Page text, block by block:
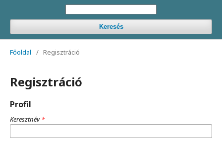
Keresés
Főoldal / Regisztráció
Regisztráció
Profil
Keresztnév*